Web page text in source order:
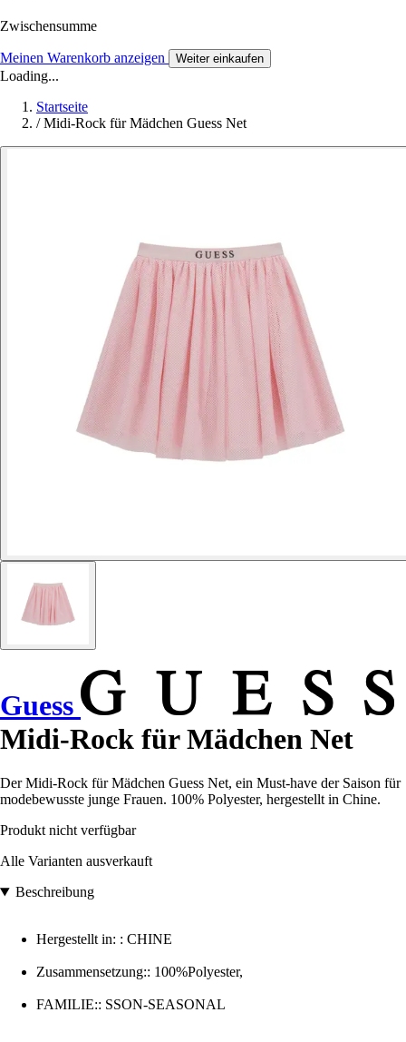
Zwischensumme
Meinen Warenkorb anzeigen Weiter einkaufen
Loading...
Startseite
/ Midi-Rock für Mädchen Guess Net
Guess
Midi-Rock für Mädchen Net
Der Midi-Rock für Mädchen Guess Net, ein Must-have der Saison für
modebewusste junge Frauen. 100% Polyester, hergestellt in Chine.
Produkt nicht verfügbar
Alle Varianten ausverkauft
Beschreibung
Hergestellt in: : CHINE
Zusammensetzung:: 100%Polyester,
FAMILIE:: SSON-SEASONAL